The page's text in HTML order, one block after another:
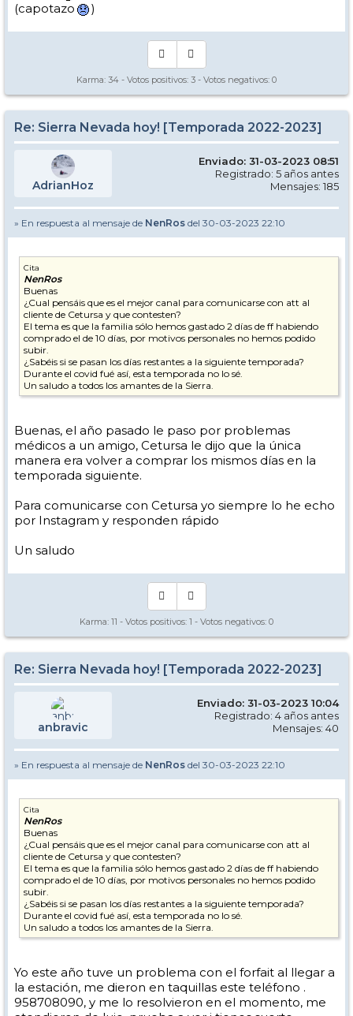
(capotazo
)
Karma: 34 - Votos positivos: 3 - Votos negativos: 0
Re: Sierra Nevada hoy! [Temporada 2022-2023]
AdrianHoz
Enviado: 31-03-2023 08:51
Registrado: 5 años antes
Mensajes: 185
» En respuesta al mensaje de NenRos del 30-03-2023 22:10
Cita
NenRos
Buenas
¿Cual pensáis que es el mejor canal para comunicarse con att al
cliente de Cetursa y que contesten?
El tema es que la familia sólo hemos gastado 2 días de ff habiendo
comprado el de 10 días, por motivos personales no hemos podido
subir.
¿Sabéis si se pasan los días restantes a la siguiente temporada?
Durante el covid fué así, esta temporada no lo sé.
Un saludo a todos los amantes de la Sierra.
Buenas, el año pasado le paso por problemas
médicos a un amigo, Cetursa le dijo que la única
manera era volver a comprar los mismos días en la
temporada siguiente.
Para comunicarse con Cetursa yo siempre lo he echo
por Instagram y responden rápido
Un saludo
Karma: 11 - Votos positivos: 1 - Votos negativos: 0
Re: Sierra Nevada hoy! [Temporada 2022-2023]
anbravic
Enviado: 31-03-2023 10:04
Registrado: 4 años antes
Mensajes: 40
» En respuesta al mensaje de NenRos del 30-03-2023 22:10
Cita
NenRos
Buenas
¿Cual pensáis que es el mejor canal para comunicarse con att al
cliente de Cetursa y que contesten?
El tema es que la familia sólo hemos gastado 2 días de ff habiendo
comprado el de 10 días, por motivos personales no hemos podido
subir.
¿Sabéis si se pasan los días restantes a la siguiente temporada?
Durante el covid fué así, esta temporada no lo sé.
Un saludo a todos los amantes de la Sierra.
Yo este año tuve un problema con el forfait al llegar a
la estación, me dieron en taquillas este teléfono .
958708090, y me lo resolvieron en el momento, me